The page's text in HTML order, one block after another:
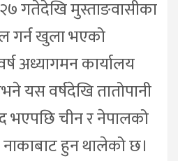
गतेदेखि मुस्ताङवासीका
गर्न खुला भएको
अध्यागमन कार्यालय
यस वर्षदेखि तातोपानी
भएपछि चीन र नेपालको
नाकाबाट हुन थालेको छ।